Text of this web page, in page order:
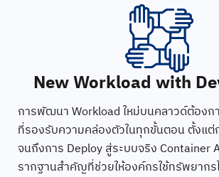
New Workload with
การพัฒนา Workload ใหม่บนคลาวด์ต้อง
ที่รองรับความคล่องตัวในทุกขั้นตอน ตั้งแ
จนถึงการ Deploy สู่ระบบจริง Container
รากฐานสำคัญที่ช่วยให้องค์กรใช้ทรัพยากร